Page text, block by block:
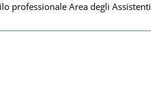
professionale Area degli Assistenti